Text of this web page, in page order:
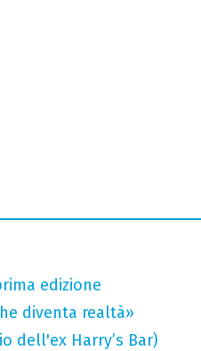
edizione
diventa realtà»
dell'ex Harry’s Bar)